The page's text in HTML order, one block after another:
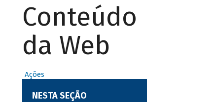
Conteúdo
da Web
Ações
NESTA SEÇÃO